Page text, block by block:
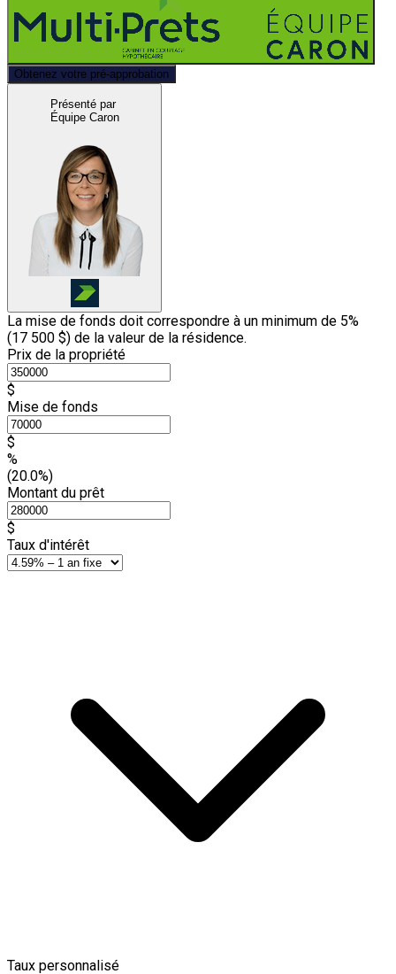
Obtenez votre pré-approbation
Présenté par
Équipe Caron
La mise de fonds doit correspondre à un minimum de 5%
(17 500 $) de la valeur de la résidence.
Prix de la propriété
$
Mise de fonds
$
%
(20.0%)
Montant du prêt
$
Taux d'intérêt
Taux personnalisé